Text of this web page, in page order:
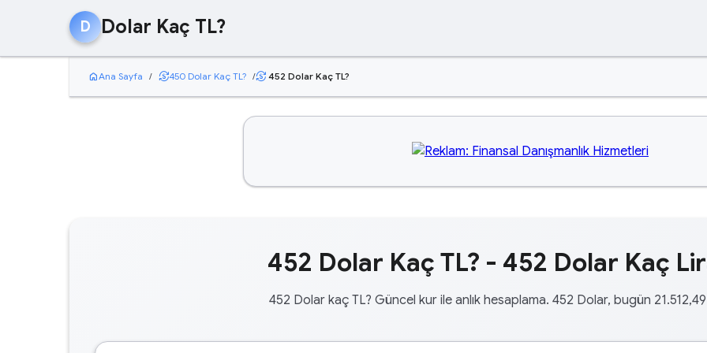
D Dolar Kaç TL?
homeAna Sayfa / currency_exchange450 Dolar Kaç TL? /currency_exchange 452 Dolar Kaç TL?
452 Dolar Kaç TL? - 452 Dolar Kaç
452 Dolar kaç TL? Güncel kur ile anlık hesaplama. 452 Dolar, bugün